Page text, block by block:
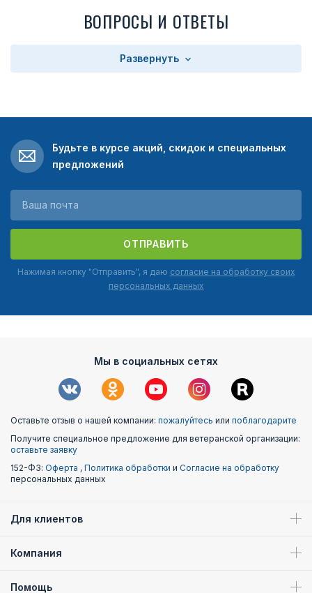
ВОПРОСЫ И ОТВЕТЫ
Развернуть
Будьте в курсе акций, скидок и специальных
предложений
ОТПРАВИТЬ
Нажимая кнопку "Отправить", я даю согласие на обработку своих
персональных данных
Мы в социальных сетях
Оставьте отзыв о нашей компании: пожалуйтесь или поблагодарите
Получите специальное предложение для ветеранской организации:
оставьте заявку
152-ФЗ: Оферта , Политика обработки и Согласие на обработку
персональных данных
Для клиентов
Компания
Помощь